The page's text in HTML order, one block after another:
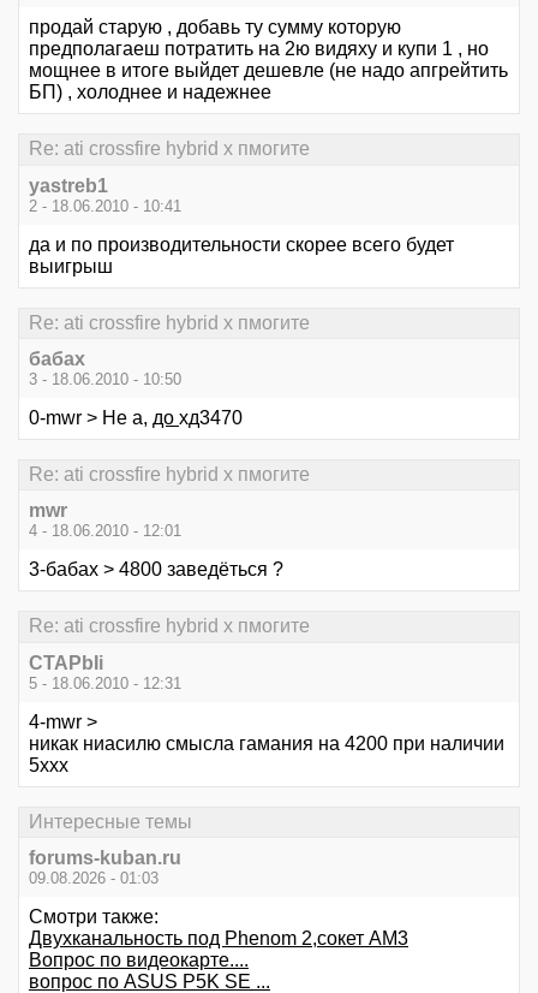
продай старую , добавь ту сумму которую
предполагаеш потратить на 2ю видяху и купи 1 , но
мощнее в итоге выйдет дешевле (не надо апгрейтить
БП) , холоднее и надежнее
Re: ati crossfire hybrid x пмогите
yastreb1
2 - 18.06.2010 - 10:41
да и по производительности скорее всего будет
выигрыш
Re: ati crossfire hybrid x пмогите
бабах
3 - 18.06.2010 - 10:50
0-mwr > Не а, до хд3470
Re: ati crossfire hybrid x пмогите
mwr
4 - 18.06.2010 - 12:01
3-бабах > 4800 заведёться ?
Re: ati crossfire hybrid x пмогите
CTAPbIi
5 - 18.06.2010 - 12:31
4-mwr >
никак ниасилю смысла гамания на 4200 при наличии
5ххх
Интересные темы
forums-kuban.ru
09.08.2026 - 01:03
Смотри также:
Двухканальность под Phenom 2,сокет АМ3
Вопрос по видеокарте....
вопрос по ASUS P5K SE ...